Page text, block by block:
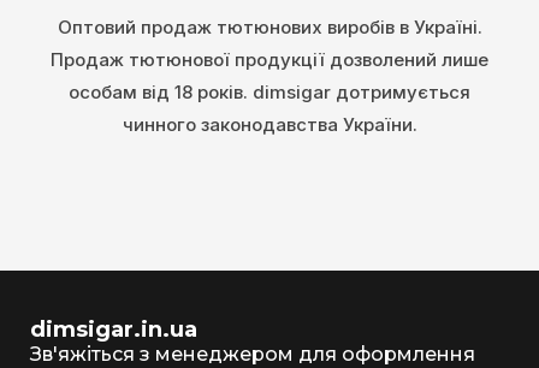
Оптовий продаж тютюнових виробів в Україні.
Продаж тютюнової продукції дозволений лише
особам від 18 років. dimsigar дотримується
чинного законодавства України.
dimsigar.in.ua
Зв'яжіться з менеджером для оформлення